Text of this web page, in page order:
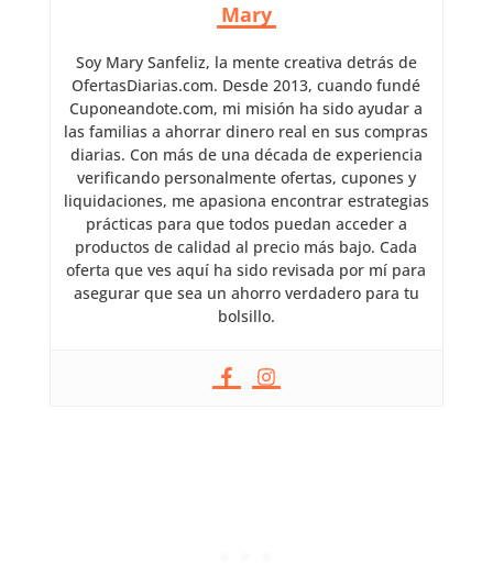
Mary
Soy Mary Sanfeliz, la mente creativa detrás de
OfertasDiarias.com. Desde 2013, cuando fundé
Cuponeandote.com, mi misión ha sido ayudar a
las familias a ahorrar dinero real en sus compras
diarias. Con más de una década de experiencia
verificando personalmente ofertas, cupones y
liquidaciones, me apasiona encontrar estrategias
prácticas para que todos puedan acceder a
productos de calidad al precio más bajo. Cada
oferta que ves aquí ha sido revisada por mí para
asegurar que sea un ahorro verdadero para tu
bolsillo.